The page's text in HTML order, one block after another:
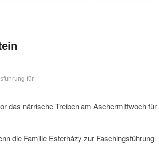
für
das närrische Treiben am Aschermittwoch für
die Familie Esterházy zur Faschingsführung